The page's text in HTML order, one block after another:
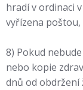
hradí v ordinaci
vyřízena
8) Pokud
nebo kopie
dnů od obdržení